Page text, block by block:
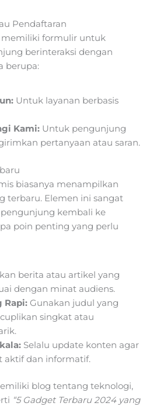
Pendaftaran
memiliki formulir untuk
berinteraksi dengan
berupa:
Untuk layanan berbasis
Kami: Untuk pengunjung
pertanyaan atau saran.
biasanya menampilkan
terbaru. Elemen ini sangat
kembali ke
poin penting yang perlu
berita atau artikel yang
dengan minat audiens.
Rapi: Gunakan judul yang
singkat atau
Selalu update konten agar
aktif dan informatif.
blog tentang teknologi,
“5 Gadget Terbaru 2024 yang